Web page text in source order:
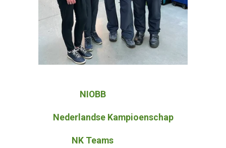
NIOBB
Nederlandse Kampioenschap
NK Teams